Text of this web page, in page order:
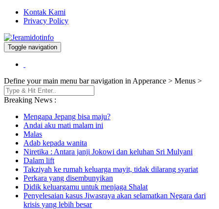
Kontak Kami
Privacy Policy
Jeramidotinfo
Berita dan Informasi Terkini
Toggle navigation
Define your main menu bar navigation in Apperance > Menus >
Breaking News :
Mengapa Jepang bisa maju?
Andai aku mati malam ini
Malas
Adab kepada wanita
Niretika : Antara janji Jokowi dan keluhan Sri Mulyani
Dalam lift
Takziyah ke rumah keluarga mayit, tidak dilarang syariat
Perkara yang disembunyikan
Didik keluargamu untuk menjaga Shalat
Penyelesaian kasus Jiwasraya akan selamatkan Negara dari
krisis yang lebih besar